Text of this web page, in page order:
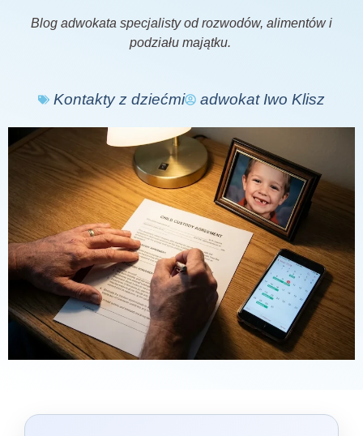
Blog adwokata specjalisty od rozwodów, alimentów i
podziału majątku.
Kontakty z dziećmi adwokat Iwo Klisz